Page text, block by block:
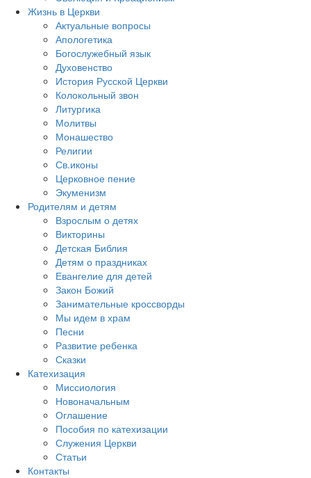
Жизнь в Церкви
Актуальные вопросы
Апологетика
Богослужебный язык
Духовенство
История Русской Церкви
Колокольный звон
Литургика
Молитвы
Монашество
Религии
Св.иконы
Церковное пение
Экуменизм
Родителям и детям
Взрослым о детях
Викторины
Детская Библия
Детям о праздниках
Евангелие для детей
Закон Божий
Занимательные кроссворды
Мы идем в храм
Песни
Развитие ребенка
Сказки
Катехизация
Миссиология
Новоначальным
Оглашение
Пособия по катехизации
Служения Церкви
Статьи
Контакты